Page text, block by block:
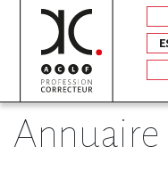
annuaire